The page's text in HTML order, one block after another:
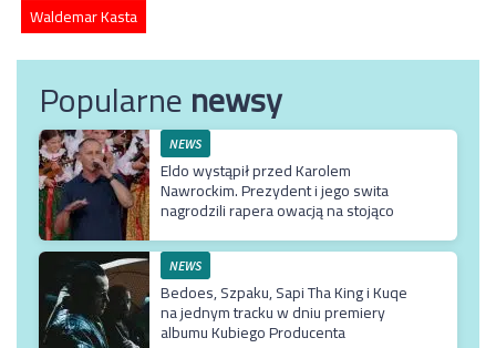
Waldemar Kasta
Popularnenewsy
NEWS
Eldo wystąpił przed Karolem
Nawrockim. Prezydent i jego swita
nagrodzili rapera owacją na stojąco
NEWS
Bedoes, Szpaku, Sapi Tha King i Kuqe
na jednym tracku w dniu premiery
albumu Kubiego Producenta